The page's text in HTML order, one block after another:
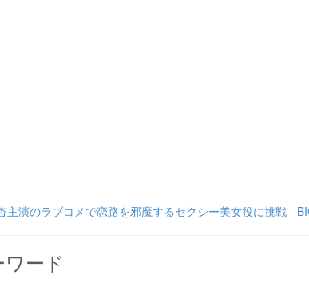
演のラブコメで恋路を邪魔するセクシー美女役に挑戦 -
ード